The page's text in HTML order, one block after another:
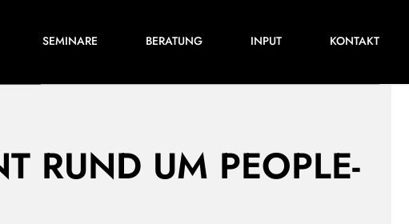
SEMINARE BERATUNG INPUT KONTAKT
RUND UM PEOPLE-